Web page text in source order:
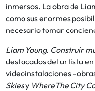
inmersos. La obra de
como sus enormes
necesario tomar
Liam Young. Construir
destacados del artista
videoinstalaciones
Skiesy WhereThe City